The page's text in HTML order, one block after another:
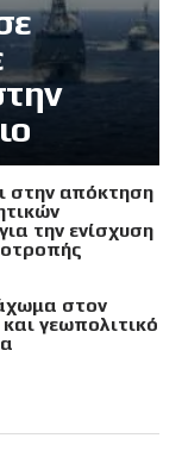
στην απόκτηση
την ενίσχυση
στον
γεωπολιτικό